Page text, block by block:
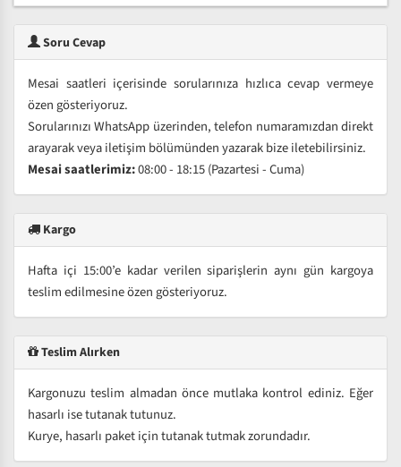
Soru Cevap
Mesai saatleri içerisinde sorularınıza hızlıca cevap vermeye
özen gösteriyoruz.
Sorularınızı WhatsApp üzerinden, telefon numaramızdan direkt
arayarak veya iletişim bölümünden yazarak bize iletebilirsiniz.
Mesai saatlerimiz:08:00 - 18:15 (Pazartesi - Cuma)
Kargo
Hafta içi 15:00’e kadar verilen siparişlerin aynı gün kargoya
teslim edilmesine özen gösteriyoruz.
Teslim Alırken
Kargonuzu teslim almadan önce mutlaka kontrol ediniz. Eğer
hasarlı ise tutanak tutunuz.
Kurye, hasarlı paket için tutanak tutmak zorundadır.